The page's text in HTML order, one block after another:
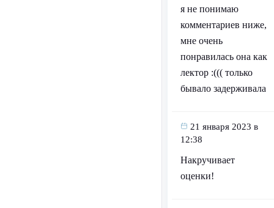
я не понимаю
комментариев ниже,
мне очень
понравилась она как
лектор :((( только
бывало задерживала
21 января 2023 в
12:38
Накручивает
оценки!